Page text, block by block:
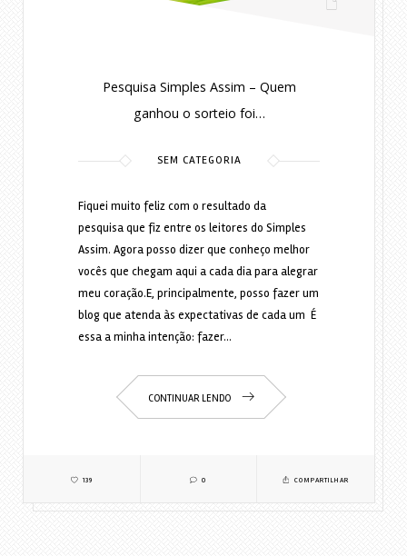
Pesquisa Simples Assim – Quem
ganhou o sorteio foi…
SEM CATEGORIA
Fiquei muito feliz com o resultado da
pesquisa que fiz entre os leitores do Simples
Assim. Agora posso dizer que conheço melhor
vocês que chegam aqui a cada dia para alegrar
meu coração.E, principalmente, posso fazer um
blog que atenda às expectativas de cada um É
essa a minha intenção: fazer…
CONTINUAR LENDO
139 0 COMPARTILHAR